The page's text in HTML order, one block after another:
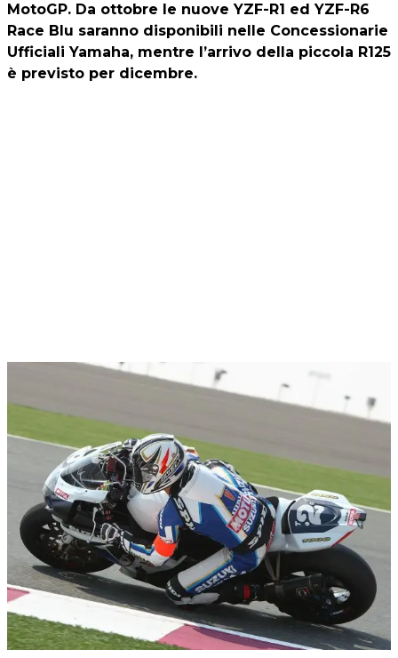
MotoGP. Da ottobre le nuove YZF-R1 ed YZF-R6
Race Blu saranno disponibili nelle Concessionarie
Ufficiali Yamaha, mentre l’arrivo della piccola R125
è previsto per dicembre.